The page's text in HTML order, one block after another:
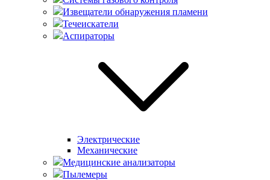
Извещатели обнаружения пламени
Течеискатели
Аспираторы
Электрические
Механические
Медицинские анализаторы
Пылемеры